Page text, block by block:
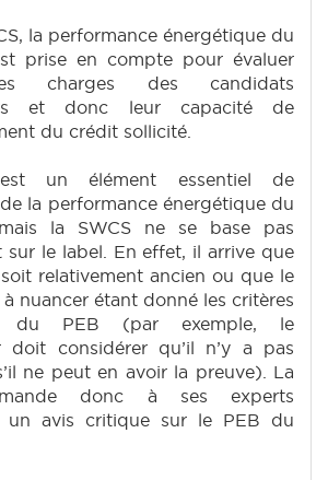
la performance énergétique du
prise en compte pour évaluer
charges des candidats
et donc leur capacité de
du crédit sollicité.
un élément essentiel de
de la performance énergétique du
la SWCS ne se base pas
sur le label. En effet, il arrive que
relativement ancien ou que le
nuancer étant donné les critères
du PEB (par exemple, le
doit considérer qu’il n’y a pas
ne peut en avoir la preuve). La
donc à ses experts
un avis critique sur le PEB du